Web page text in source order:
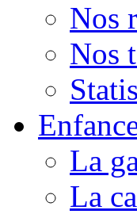
Nos
Nos
La
La